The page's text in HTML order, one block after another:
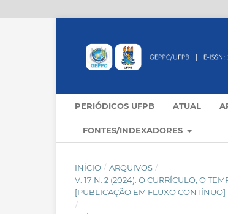
PERIÓDICOS UFPB ATUAL
FONTES/INDEXADORES
INÍCIO / ARQUIVOS /
V. 17 N. 2 (2024): O CURRÍCULO, O
[PUBLICAÇÃO EM FLUXO CONTÍNUO]
/